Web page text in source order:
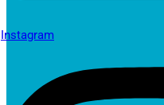
Instagram